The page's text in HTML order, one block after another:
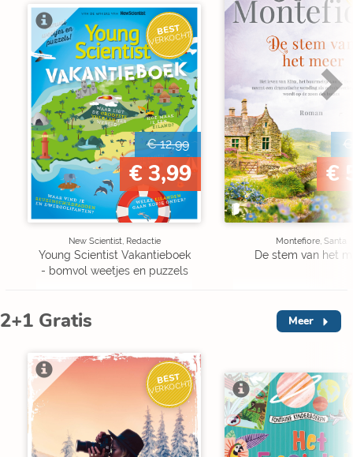
BEST
VERKOCHT
€ 12,99
€ 3,99
New Scientist, Redactie
Young Scientist Vakantieboek
- bomvol weetjes en puzzels
€
€
Montefiore, Santa
De stem van het
2+1 Gratis Meer
BEST
VERKOCHT